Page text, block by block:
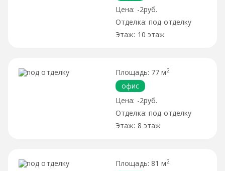
-2руб.
под отделку
10 этаж
77 м 2
офис
-2руб.
под отделку
8 этаж
81 м 2